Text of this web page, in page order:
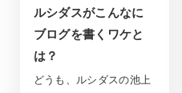
ルシダスがこんなに
ブログを書くワケと
は？
どうも、ルシダスの池上